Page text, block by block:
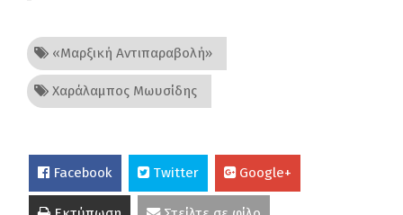
«Μαρξική Αντιπαραβολή»
Χαράλαμπος Μωυσίδης
Facebook Twitter Google+